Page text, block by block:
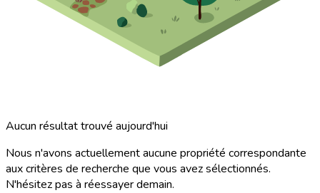
Aucun résultat trouvé aujourd'hui
Nous n'avons actuellement aucune propriété correspondante
aux critères de recherche que vous avez sélectionnés.
N'hésitez pas à réessayer demain.